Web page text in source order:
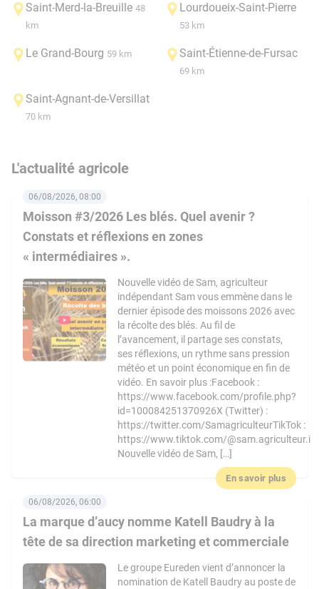
Saint-Merd-la-Breuille 48
km
Lourdoueix-Saint-Pierre
53 km
Le Grand-Bourg 59 km Saint-Étienne-de-Fursac
69 km
Saint-Agnant-de-Versillat
70 km
L'actualité agricole
Moisson #3/2026 Les blés. Quel avenir ?
Constats et réflexions en zones
« intermédiaires ».
06/08/2026, 08:00
Nouvelle vidéo de Sam, agriculteur
indépendant Sam vous emmène dans le
dernier épisode des moissons 2026 avec
la récolte des blés. Au fil de
l’avancement, il partage ses constats,
ses réflexions, un rythme sans pression
météo et un point économique en fin de
vidéo. En savoir plus :Facebook :
https://www.facebook.com/profile.php?
id=100084251370926X (Twitter) :
https://twitter.com/SamagriculteurTikTok :
https://www.tiktok.com/@sam.agriculteur.i
Nouvelle vidéo de Sam, […]
En savoir plus
La marque d’aucy nomme Katell Baudry à la
tête de sa direction marketing et commerciale
06/08/2026, 06:00
Le groupe Eureden vient d’annoncer la
nomination de Katell Baudry au poste de